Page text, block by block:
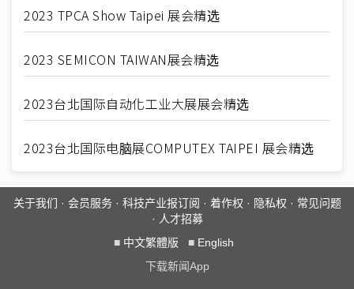
2023 TPCA Show Taipei 展会精选
2023 SEMICON TAIWAN展会精选
2023台北国际自动化工业大展展会精选
2023台北国际电脑展COMPUTEX TAIPEI 展会精选
关于我们 · 会员服务· 科技产业报订阅 · 着作权 · 隐私权 · 常见问题
· 人才招募
■ 中文繁體版 ■ English
下载新闻App